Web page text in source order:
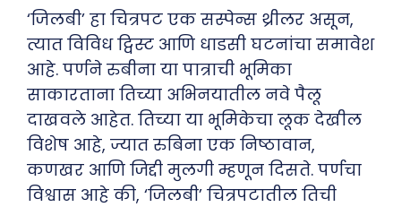
‘जिलबी’ हा चित्रपट एक सस्पेन्स थ्रीलर असून,
त्यात विविध ट्विस्ट आणि धाडसी घटनांचा समावेश
आहे. पर्णने रुबीना या पात्राची भूमिका
साकारताना तिच्या अभिनयातील नवे पैलू
दाखवले आहेत. तिच्या या भूमिकेचा लूक देखील
विशेष आहे, ज्यात रुबिना एक निष्ठावान,
कणखर आणि जिद्दी मुलगी म्हणून दिसते. पर्णचा
विश्वास आहे की, ‘जिलबी’ चित्रपटातील तिची